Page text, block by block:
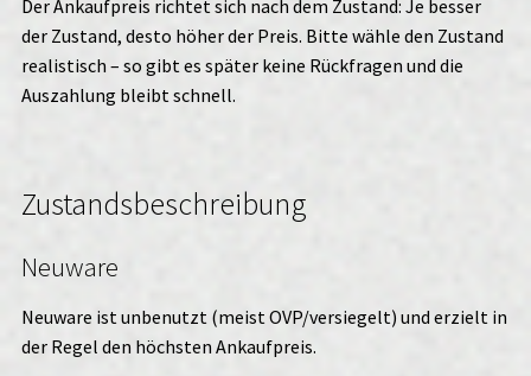
Der Ankaufpreis richtet sich nach dem Zustand: Je besser
der Zustand, desto höher der Preis. Bitte wähle den Zustand
realistisch – so gibt es später keine Rückfragen und die
Auszahlung bleibt schnell.
Zustandsbeschreibung
Neuware
Neuware ist unbenutzt (meist OVP/versiegelt) und erzielt in
der Regel den höchsten Ankaufpreis.